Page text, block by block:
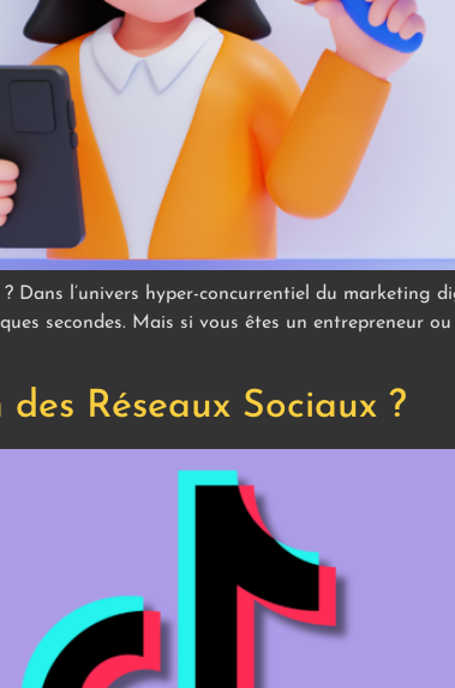
Dans l’univers hyper-concurrentiel du marketing
secondes. Mais si vous êtes un entrepreneur
Réseaux Sociaux ?